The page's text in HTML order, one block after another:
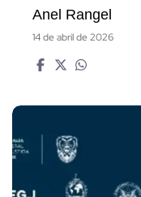
Anel Rangel
14 de abril de 2026